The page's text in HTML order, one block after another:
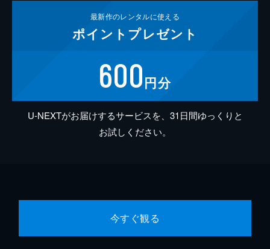
最新作のレンタルに使える
ポイント プレゼント
600円分
U-NEXTがお届けするサービスを、31日間ゆっくりと
お試しください。
今すぐ観る